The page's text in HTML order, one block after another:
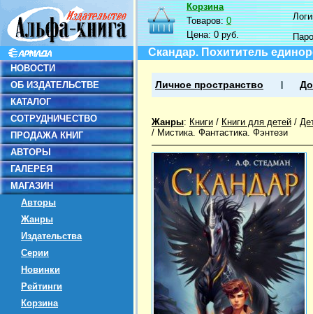
НОВОСТИ
ОБ ИЗДАТЕЛЬСТВЕ
КАТАЛОГ
СОТРУДНИЧЕСТВО
ПРОДАЖА КНИГ
АВТОРЫ
ГАЛЕРЕЯ
МАГАЗИН
Авторы
Жанры
Издательства
Серии
Новинки
Рейтинги
Корзина
Корзина
Товаров:0
Цена:0 руб.
Скандар. Похититель
Личное пространство
Жанры: Книги / Книги для детей /
/ Мистика. Фантастика. Фэнтези